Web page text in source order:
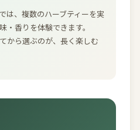
は、複数のハーブティーを実
・香りを体験できます。
から選ぶのが、長く楽しむ